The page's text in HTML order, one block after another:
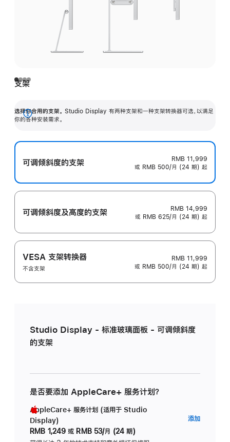
支架
选择你合用的支架。 Studio Display 有两种支架和一种支架转换器可选，以满足
你的各种安装需求。
展
可调倾斜度的支架
RMB 11,999
或 RMB 500/月 (24 期) 起
可调倾斜度及高‍度的支‍架
RMB 14,999
或 RMB 625/月 (24 期) 起
VESA 支架转换器
不含支架
RMB 11,999
或 RMB 500/月 (24 期) 起
Studio Display - 标准玻璃面板 - 可调倾斜度
的支架
是否要添加 AppleCare+ 服务计划？
AppleCare+ 服务计划 (适用于 Studio
Display)
RMB 1,249 或 RMB 53/月 (24 期)
添加